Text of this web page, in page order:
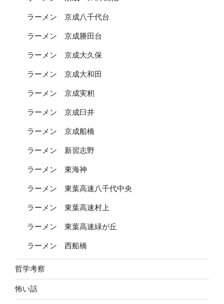
ラーメン 京成八千代台
ラーメン 京成勝田台
ラーメン 京成大久保
ラーメン 京成大和田
ラーメン 京成実籾
ラーメン 京成臼井
ラーメン 京成船橋
ラーメン 新習志野
ラーメン 東海神
ラーメン 東葉高速八千代中央
ラーメン 東葉高速村上
ラーメン 東葉高速緑が丘
ラーメン 西船橋
哲学考察
怖い話